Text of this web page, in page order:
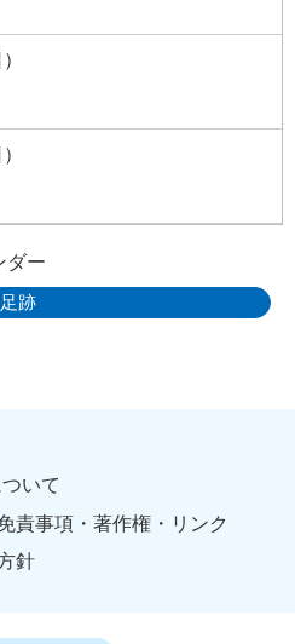
ダー
足跡
いて
責事項・著作権・リンク
針